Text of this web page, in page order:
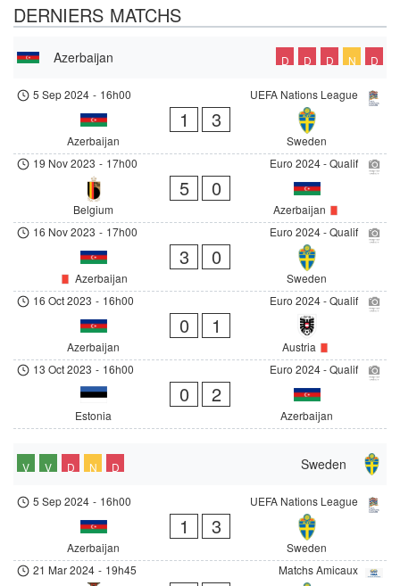
DERNIERS MATCHS
Azerbaijan D D D N D
UEFA Nations League
5 Sep 2024 - 16h00
Azerbaijan
1 3
Sweden
Euro 2024 - Qualif
19 Nov 2023 - 17h00
Belgium
5 0
Azerbaijan
Euro 2024 - Qualif
16 Nov 2023 - 17h00
Azerbaijan
3 0
Sweden
Euro 2024 - Qualif
16 Oct 2023 - 16h00
Azerbaijan
0 1
Austria
Euro 2024 - Qualif
13 Oct 2023 - 16h00
Estonia
0 2
Azerbaijan
Sweden
V V D N D
UEFA Nations League
5 Sep 2024 - 16h00
Azerbaijan
1 3
Sweden
Matchs Amicaux
21 Mar 2024 - 19h45